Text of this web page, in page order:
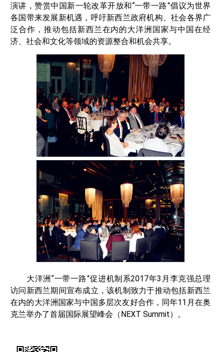
演讲，赞赏中国新一轮改革开放和“一带一路”倡议为世界
各国带来发展新机遇，呼吁新西兰政府机构、社会各界广
泛合作，推动包括新西兰在内的大洋洲国家与中国在经
济、社会和文化等领域的资源整合和机会共享。
大洋洲“一带一路”促进机制系2017年3月李克强总理
访问新西兰期间宣布成立，该机制致力于推动包括新西兰
在内的大洋洲国家与中国多层次友好合作，同年11月在奥
克兰举办了首届国际展望峰会（NEXT Summit）。